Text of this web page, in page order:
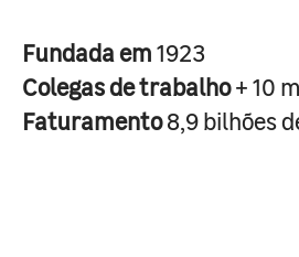
Fundada em1923
Colegas de trabalho+ 10
Faturamento8,9 bilhões